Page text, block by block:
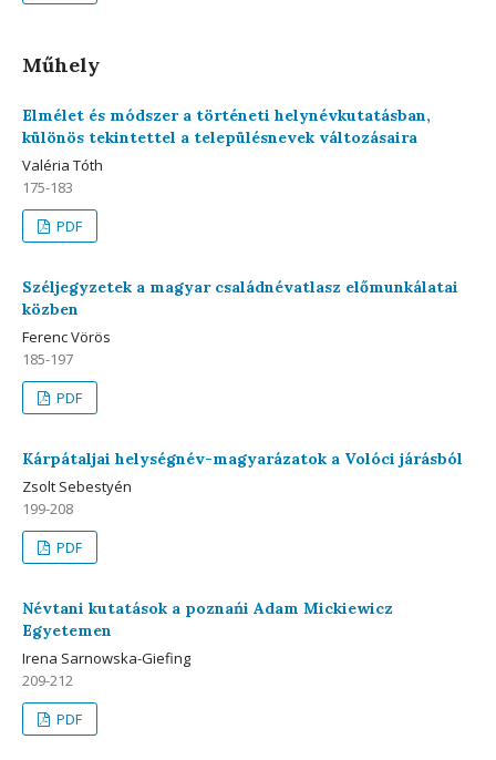
Műhely
Elmélet és módszer a történeti helynévkutatásban,
különös tekintettel a településnevek változásaira
Valéria Tóth
175-183
PDF
Széljegyzetek a magyar családnévatlasz előmunkálatai
közben
Ferenc Vörös
185-197
PDF
Kárpátaljai helységnév-magyarázatok a Volóci járásból
Zsolt Sebestyén
199-208
PDF
Névtani kutatások a poznańi Adam Mickiewicz
Egyetemen
Irena Sarnowska-Giefing
209-212
PDF